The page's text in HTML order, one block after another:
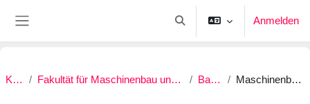
Sucheingabe umschalten
Anmelden
Kurse Fakultät für Maschinenbau und Verfahrenstechnik Bachelor Maschinenbau (B.Eng.)